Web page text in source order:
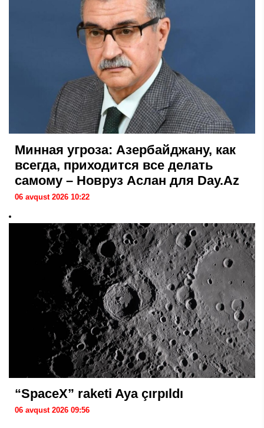
Минная угроза: Азербайджану, как
всегда, приходится все делать
самому – Новруз Аслан для Day.Az
06 avqust 2026 10:22
“SpaceX” raketi Aya çırpıldı
06 avqust 2026 09:56